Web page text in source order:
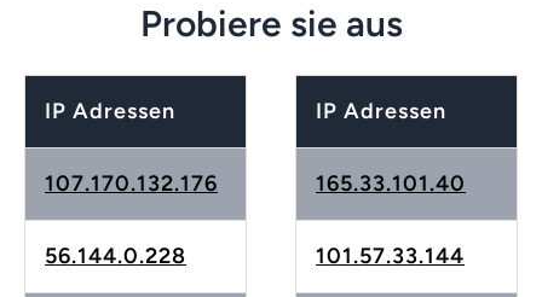
Probiere sie aus
IP Adressen
107.170.132.176
56.144.0.228
IP Adressen
165.33.101.40
101.57.33.144